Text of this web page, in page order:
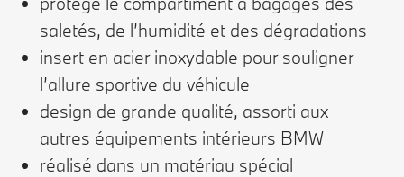
saletés, de l’humidité et des dégradations
insert en acier inoxydable pour souligner
l’allure sportive du véhicule
design de grande qualité, assorti aux
autres équipements intérieurs BMW
réalisé dans un matériau spécial